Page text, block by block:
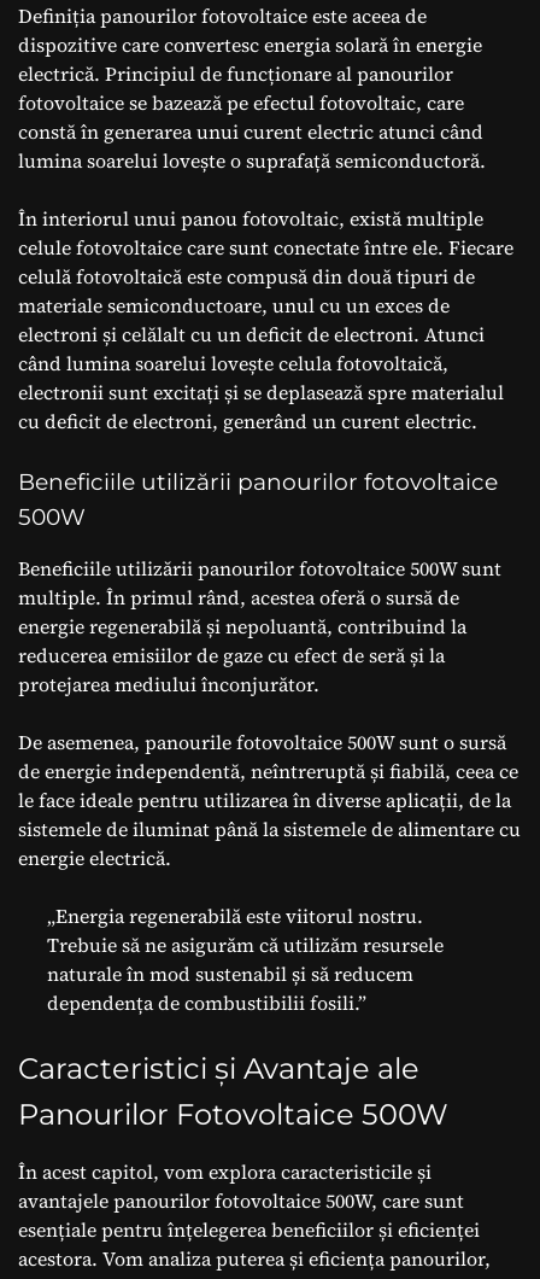
Definiția panourilor fotovoltaice este aceea de
dispozitive care convertesc energia solară în energie
electrică. Principiul de funcționare al panourilor
fotovoltaice se bazează pe efectul fotovoltaic, care
constă în generarea unui curent electric atunci când
lumina soarelui lovește o suprafață semiconductoră.
În interiorul unui panou fotovoltaic, există multiple
celule fotovoltaice care sunt conectate între ele. Fiecare
celulă fotovoltaică este compusă din două tipuri de
materiale semiconductoare, unul cu un exces de
electroni și celălalt cu un deficit de electroni. Atunci
când lumina soarelui lovește celula fotovoltaică,
electronii sunt excitați și se deplasează spre materialul
cu deficit de electroni, generând un curent electric.
Beneficiile utilizării panourilor fotovoltaice
500W
Beneficiile utilizării panourilor fotovoltaice 500W sunt
multiple. În primul rând, acestea oferă o sursă de
energie regenerabilă și nepoluantă, contribuind la
reducerea emisiilor de gaze cu efect de seră și la
protejarea mediului înconjurător.
De asemenea, panourile fotovoltaice 500W sunt o sursă
de energie independentă, neîntreruptă și fiabilă, ceea ce
le face ideale pentru utilizarea în diverse aplicații, de la
sistemele de iluminat până la sistemele de alimentare cu
energie electrică.
„Energia regenerabilă este viitorul nostru.
Trebuie să ne asigurăm că utilizăm resursele
naturale în mod sustenabil și să reducem
dependența de combustibilii fosili.”
Caracteristici și Avantaje ale
Panourilor Fotovoltaice 500W
În acest capitol, vom explora caracteristicile și
avantajele panourilor fotovoltaice 500W, care sunt
esențiale pentru înțelegerea beneficiilor și eficienței
acestora. Vom analiza puterea și eficiența panourilor,